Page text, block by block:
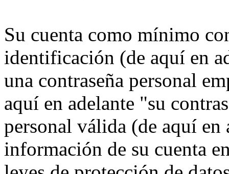
Su cuenta como mínimo
identificación (de aquí en
una contraseña personal
aquí en adelante "su
personal válida (de aquí
información de su cuenta